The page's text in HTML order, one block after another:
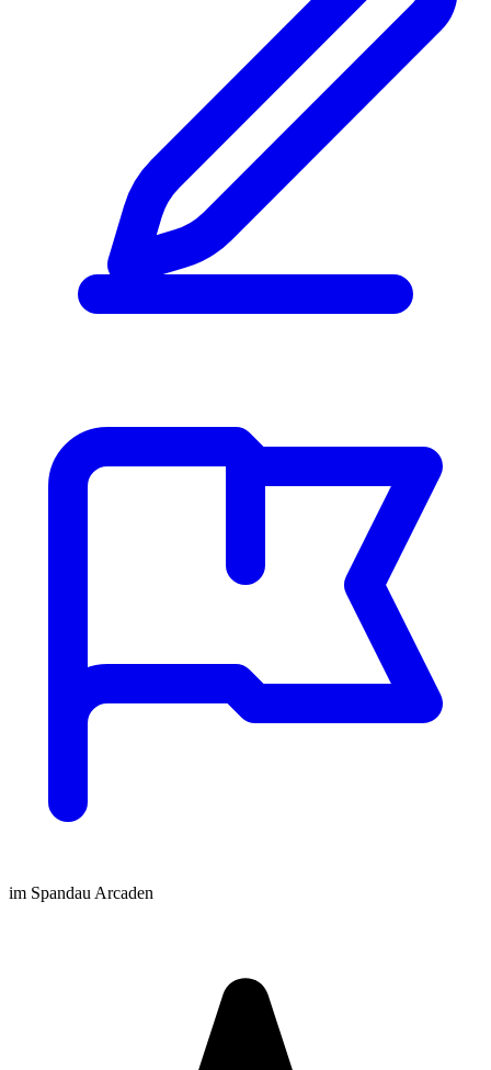
im Spandau Arcaden